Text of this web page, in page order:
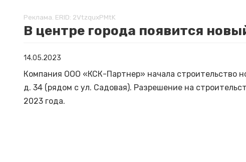
Реклама. ERID: 2VtzquxPMtK
В центре города появится
14.05.2023
Компания ООО «КСК-Партнер» начала строительство
д. 34 (рядом с ул. Садовая). Разрешение на
2023 года.